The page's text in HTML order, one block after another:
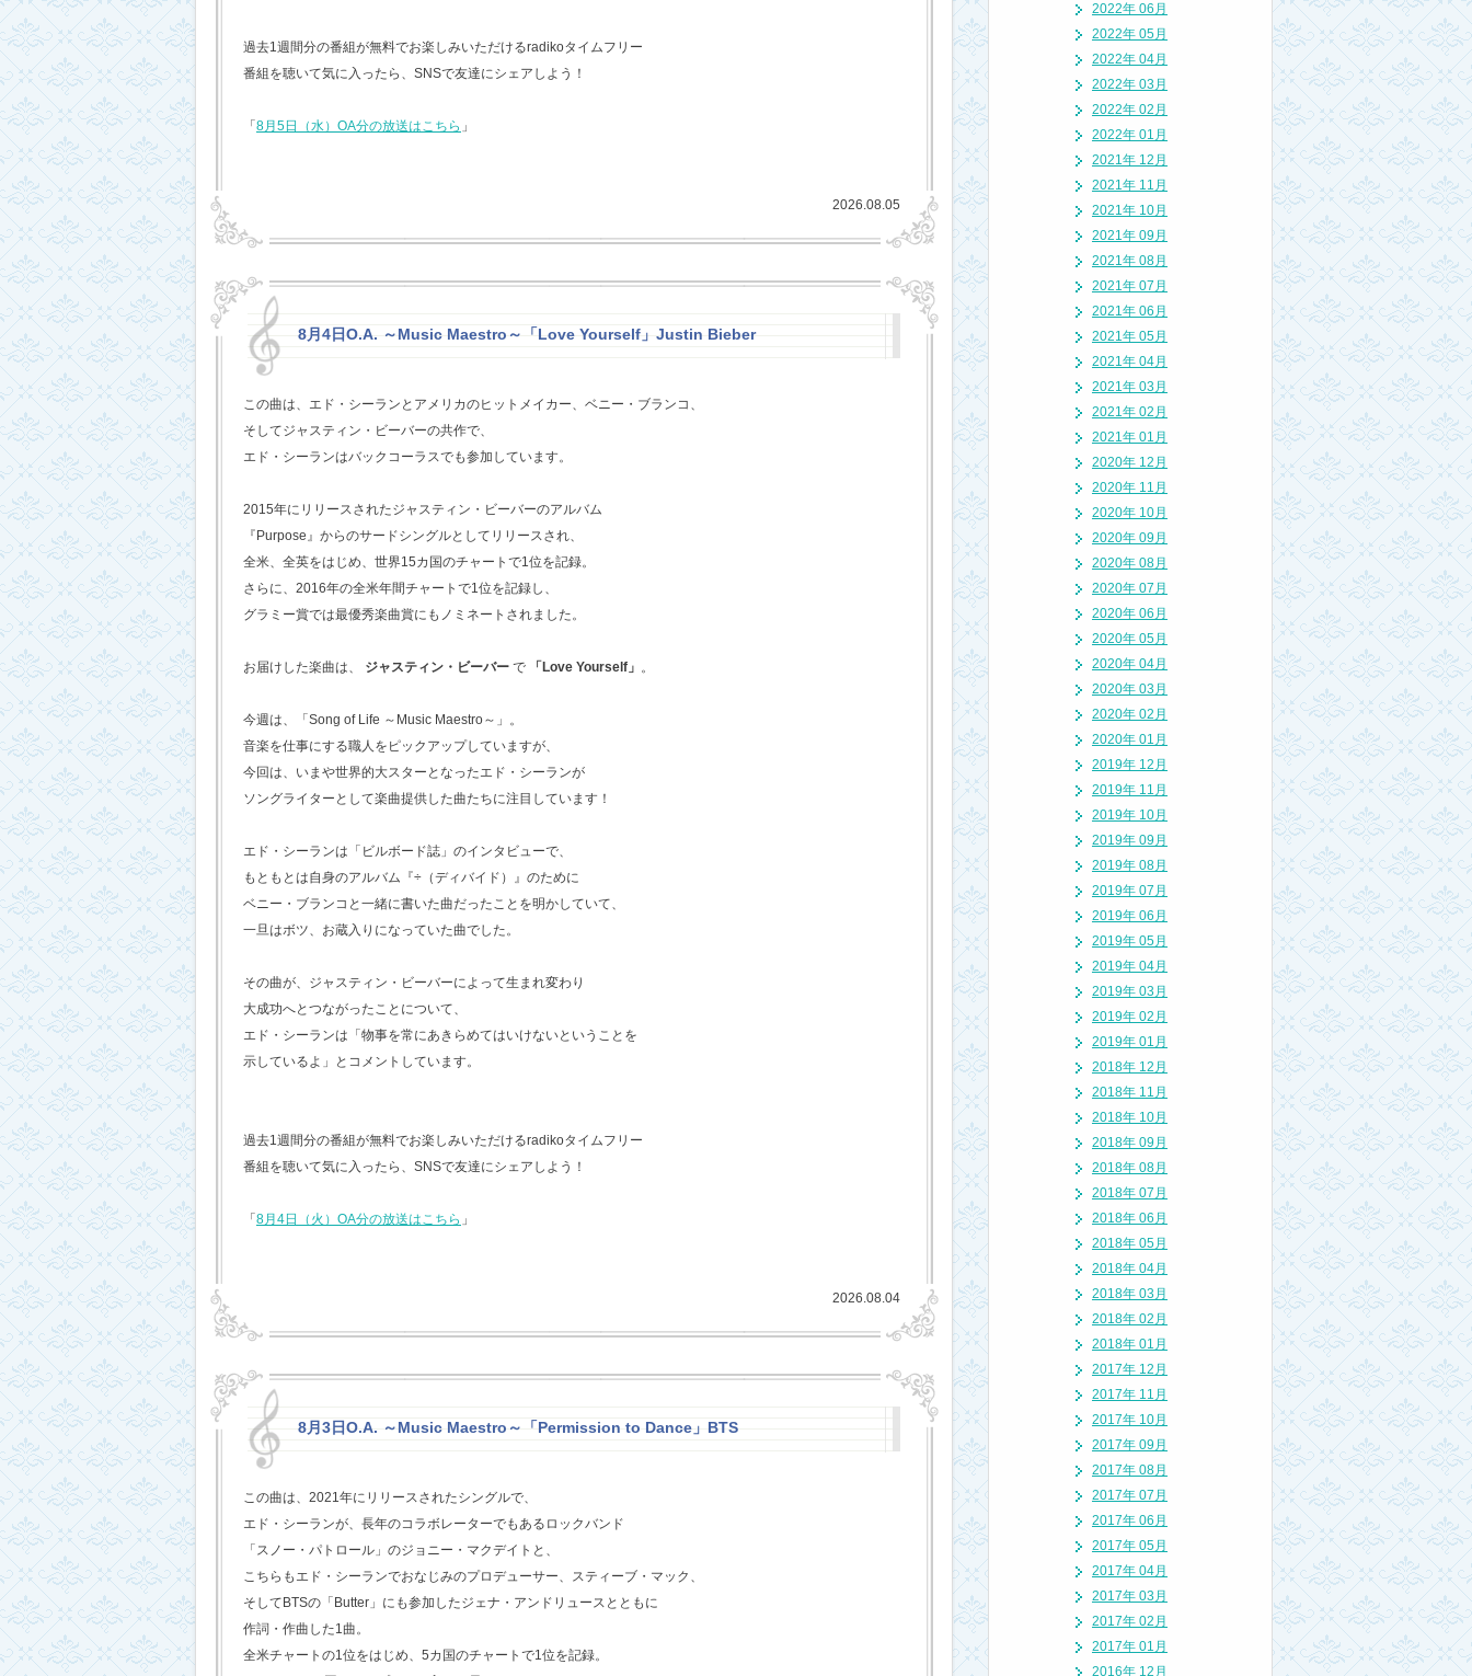
過去1週間分の番組が無料でお楽しみいただけるradikoタイムフリー
番組を聴いて気に入ったら、SNSで友達にシェアしよう！
「 8月5日（水）OA分の放送はこちら 」
2026.08.05
8月4日O.A. ～Music Maestro～「Love Yourself」Justin Bieber
この曲は、エド・シーランとアメリカのヒットメイカー、ベニー・ブランコ、
そしてジャスティン・ビーバーの共作で、
エド・シーランはバックコーラスでも参加しています。
2015年にリリースされたジャスティン・ビーバーのアルバム
『Purpose』からのサードシングルとしてリリースされ、
全米、全英をはじめ、世界15カ国のチャートで1位を記録。
さらに、2016年の全米年間チャートで1位を記録し、
グラミー賞では最優秀楽曲賞にもノミネートされました。
お届けした楽曲は、 ジャスティン・ビーバー で 「Love Yourself」 。
今週は、「Song of Life ～Music Maestro～」。
音楽を仕事にする職人をピックアップしていますが、
今回は、いまや世界的大スターとなったエド・シーランが
ソングライターとして楽曲提供した曲たちに注目しています！
エド・シーランは「ビルボード誌」のインタビューで、
もともとは自身のアルバム『÷（ディバイド）』のために
ベニー・ブランコと一緒に書いた曲だったことを明かしていて、
一旦はボツ、お蔵入りになっていた曲でした。
その曲が、ジャスティン・ビーバーによって生まれ変わり
大成功へとつながったことについて、
エド・シーランは「物事を常にあきらめてはいけないということを
示しているよ」とコメントしています。
過去1週間分の番組が無料でお楽しみいただけるradikoタイムフリー
番組を聴いて気に入ったら、SNSで友達にシェアしよう！
「 8月4日（火）OA分の放送はこちら 」
2026.08.04
8月3日O.A. ～Music Maestro～「Permission to Dance」BTS
この曲は、2021年にリリースされたシングルで、
エド・シーランが、長年のコラボレーターでもあるロックバンド
「スノー・パトロール」のジョニー・マクデイトと、
こちらもエド・シーランでおなじみのプロデューサー、スティーブ・マック、
そしてBTSの「Butter」にも参加したジェナ・アンドリュースとともに
作詞・作曲した1曲。
全米チャートの1位をはじめ、5カ国のチャートで1位を記録。
2022年 06月
2022年 05月
2022年 04月
2022年 03月
2022年 02月
2022年 01月
2021年 12月
2021年 11月
2021年 10月
2021年 09月
2021年 08月
2021年 07月
2021年 06月
2021年 05月
2021年 04月
2021年 03月
2021年 02月
2021年 01月
2020年 12月
2020年 11月
2020年 10月
2020年 09月
2020年 08月
2020年 07月
2020年 06月
2020年 05月
2020年 04月
2020年 03月
2020年 02月
2020年 01月
2019年 12月
2019年 11月
2019年 10月
2019年 09月
2019年 08月
2019年 07月
2019年 06月
2019年 05月
2019年 04月
2019年 03月
2019年 02月
2019年 01月
2018年 12月
2018年 11月
2018年 10月
2018年 09月
2018年 08月
2018年 07月
2018年 06月
2018年 05月
2018年 04月
2018年 03月
2018年 02月
2018年 01月
2017年 12月
2017年 11月
2017年 10月
2017年 09月
2017年 08月
2017年 07月
2017年 06月
2017年 05月
2017年 04月
2017年 03月
2017年 02月
2017年 01月
2016年 12月